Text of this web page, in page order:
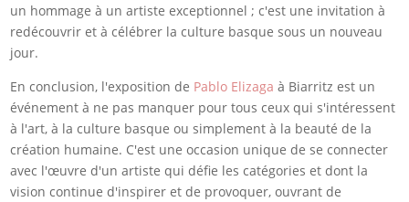
un hommage à un artiste exceptionnel ; c'est une invitation à
redécouvrir et à célébrer la culture basque sous un nouveau
jour.
En conclusion, l'exposition de Pablo Elizagaà Biarritz est un
événement à ne pas manquer pour tous ceux qui s'intéressent
à l'art, à la culture basque ou simplement à la beauté de la
création humaine. C'est une occasion unique de se connecter
avec l'œuvre d'un artiste qui défie les catégories et dont la
vision continue d'inspirer et de provoquer, ouvrant de